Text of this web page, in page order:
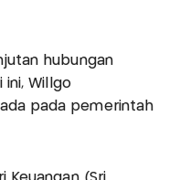
hubungan
ini, Willgo
pada pemerintah